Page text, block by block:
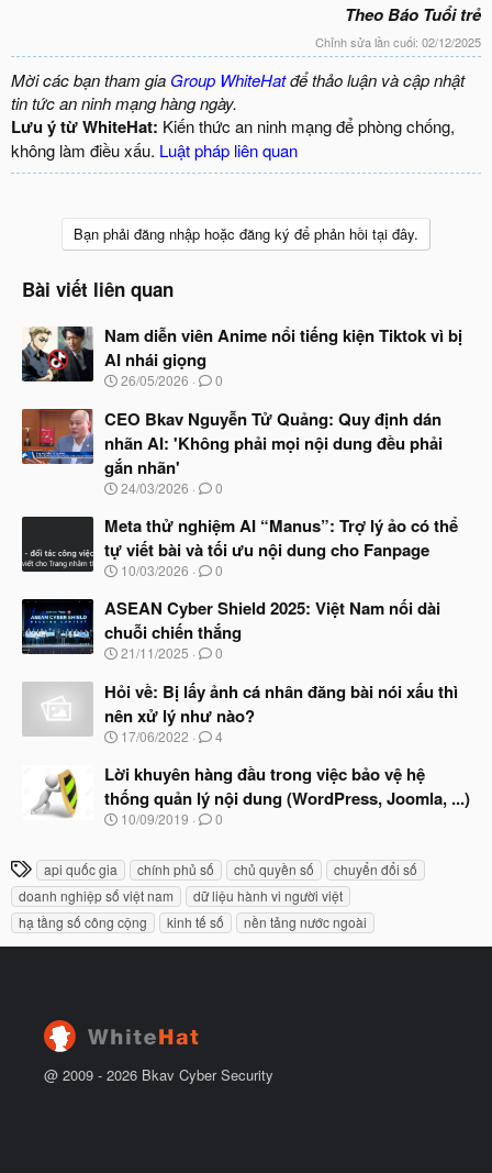
Theo Báo Tuổi trẻ
Chỉnh sửa lần cuối: 02/12/2025
Mời các bạn tham gia Group WhiteHatđể thảo luận và cập nhật
tin tức an ninh mạng hàng ngày.
Lưu ý từ WhiteHat: Kiến thức an ninh mạng để phòng chống,
không làm điều xấu. Luật pháp liên quan
Bạn phải đăng nhập hoặc đăng ký để phản hồi tại đây.
Bài viết liên quan
Nam diễn viên Anime nổi tiếng kiện Tiktok vì bị
AI nhái giọng
N
à
y
b
ắ
t
ầ
u
26/05/2026 0
CEO Bkav Nguyễn Tử Quảng: Quy định dán
nhãn AI: 'Không phải mọi nội dung đều phải
gắn nhãn'
N
à
b
ắ
đ
ầ
u
24/03/2026 0
Meta thử nghiệm AI “Manus”: Trợ lý ảo có thể
tự viết bài và tối ưu nội dung cho Fanpage
N
à
b
ắ
đ
ầ
u
10/03/2026 0
ASEAN Cyber Shield 2025: Việt Nam nối dài
chuỗi chiến thắng
N
à
y
b
ắ
đ
ầ
u
21/11/2025 0
Hỏi về: Bị lấy ảnh cá nhân đăng bài nói xấu thì
nên xử lý như nào?
N
à
y
b
ắ
đ
ầ
u
17/06/2022 4
Lời khuyên hàng đầu trong việc bảo vệ hệ
thống quản lý nội dung (WordPress, Joomla, ...)
N
b
ắ
t
10/09/2019 0
T
h
ẻ
api quốc gia chính phủ số chủ quyền số
chuyển đổi số
doanh nghiệp số việt nam
dữ liệu hành vi người việt
hạ tầng số công cộng
kinh tế số nền tảng nước ngoài
@ 2009 - 2026 Bkav Cyber Security